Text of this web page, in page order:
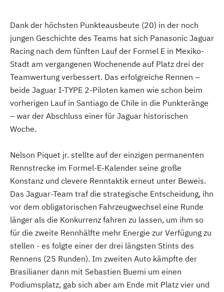
Dank der höchsten Punkteausbeute (20) in der noch
jungen Geschichte des Teams hat sich Panasonic Jaguar
Racing nach dem fünften Lauf der Formel E in Mexiko-
Stadt am vergangenen Wochenende auf Platz drei der
Teamwertung verbessert. Das erfolgreiche Rennen –
beide Jaguar I-TYPE 2-Piloten kamen wie schon beim
vorherigen Lauf in Santiago de Chile in die Punkteränge
– war der Abschluss einer für Jaguar historischen
Woche.
Nelson Piquet jr. stellte auf der einzigen permanenten
Rennstrecke im Formel-E-Kalender seine große
Konstanz und clevere Renntaktik erneut unter Beweis.
Das Jaguar-Team traf die strategische Entscheidung, ihn
vor dem obligatorischen Fahrzeugwechsel eine Runde
länger als die Konkurrenz fahren zu lassen, um ihm so
für die zweite Rennhälfte mehr Energie zur Verfügung zu
stellen - es folgte einer der drei längsten Stints des
Rennens (25 Runden). Im zweiten Auto kämpfte der
Brasilianer dann mit Sebastien Buemi um einen
Podiumsplatz, gab sich aber am Ende mit Platz vier und